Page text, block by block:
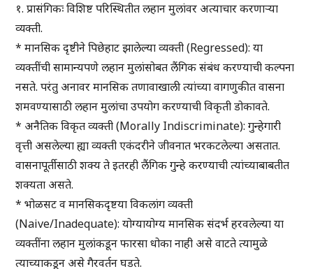
१. प्रासंगिकः विशिष्ट परिस्थितीत लहान मुलांवर अत्याचार करणाऱ्या
व्यक्ती.
* मानसिक दृष्टीने पिछेहाट झालेल्या व्यक्ती (Regressed): या
व्यक्तींची सामान्यपणे लहान मुलांसोबत लैंगिक संबंध करण्याची कल्पना
नसते. परंतु अनावर मानसिक तणावाखाली त्यांच्या वागणुकीत वासना
शमवण्यासाठी लहान मुलांचा उपयोग करण्याची विकृती डोकावते.
* अनैतिक विकृत व्यक्ती (Morally Indiscriminate): गुन्हेगारी
वृत्ती असलेल्या ह्या व्यक्ती एकंदरीने जीवनात भरकटलेल्या असतात.
वासनापूर्तीसाठी शक्य ते इतरही लैंगिक गुन्हे करण्याची त्यांच्याबाबतीत
शक्यता असते.
* भोळसट व मानसिकदृष्टया विकलांग व्यक्ती
(Naive/Inadequate): योग्यायोग्य मानसिक संदर्भ हरवलेल्या या
व्यक्तींना लहान मुलांकडून फारसा धोका नाही असे वाटते त्यामुळे
त्याच्याकडून असे गैरवर्तन घडते.